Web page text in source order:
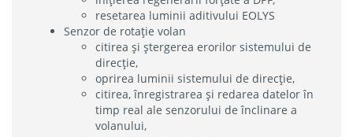
resetarea luminii aditivului EOLYS
Senzor de rotație volan
citirea și ștergerea erorilor sistemului de
direcție,
oprirea luminii sistemului de direcție,
citirea, înregistrarea și redarea datelor în
timp real ale senzorului de înclinare a
volanului,